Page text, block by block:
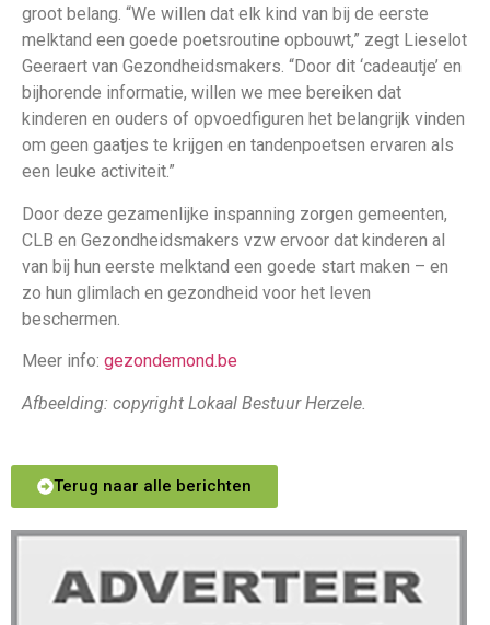
groot belang. “We willen dat elk kind van bij de eerste
melktand een goede poetsroutine opbouwt,” zegt Lieselot
Geeraert van Gezondheidsmakers. “Door dit ‘cadeautje’ en
bijhorende informatie, willen we mee bereiken dat
kinderen en ouders of opvoedfiguren het belangrijk vinden
om geen gaatjes te krijgen en tandenpoetsen ervaren als
een leuke activiteit.”
Door deze gezamenlijke inspanning zorgen gemeenten,
CLB en Gezondheidsmakers vzw ervoor dat kinderen al
van bij hun eerste melktand een goede start maken – en
zo hun glimlach en gezondheid voor het leven
beschermen.
Meer info: gezondemond.be
Afbeelding: copyright Lokaal Bestuur Herzele.
Terug naar alle berichten